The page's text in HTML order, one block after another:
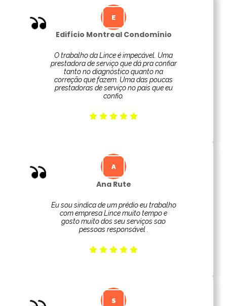
Edifício Montreal Condomínio
O trabalho da Lince é impecável. Uma
prestadora de serviço que dá pra confiar
tanto no diagnóstico quanto na
correção que fazem. Uma das poucas
prestadoras de serviço no pais que eu
confio.
Ana Rute
Eu sou sindica de um prédio eu trabalho
com empresa Lince muito tempo e
gosto muito dos seu serviços sao
pessoas responsável .